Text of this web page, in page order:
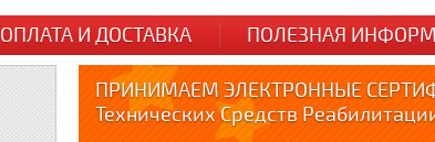
ОПЛАТА И ДОСТАВКА ПОЛЕЗНАЯ
ПРИНИМАЕМ ЭЛЕКТРОННЫЕ
Технических Средств